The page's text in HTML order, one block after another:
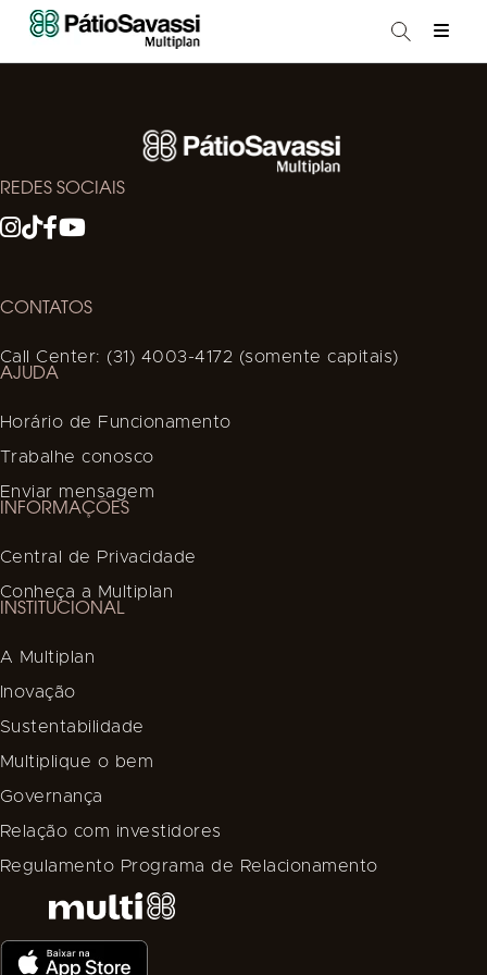
REDES SOCIAIS
CONTATOS
Call Center: (31) 4003-4172 (somente capitais)
AJUDA
Horário de Funcionamento
Trabalhe conosco
Enviar mensagem
INFORMAÇÕES
Central de Privacidade
Conheça a Multiplan
INSTITUCIONAL
A Multiplan
Inovação
Sustentabilidade
Multiplique o bem
Governança
Relação com investidores
Regulamento Programa de Relacionamento